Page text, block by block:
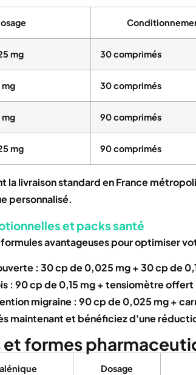
mg 30 comprimés
mg 30 comprimés
mg 90 comprimés
mg 90 comprimés
la livraison standard en France
personnalisé.
et packs santé
avantageuses pour optimiser
: 30 cp de 0,025 mg + 30 cp de
: 90 cp de 0,15 mg + tensiomètre
migraine : 90 cp de 0,025 mg +
maintenant et bénéficiez d'une
et formes
Dosage